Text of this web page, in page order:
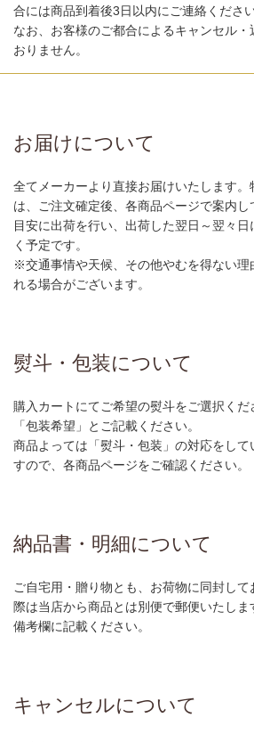
合には商品到着後3日以内にご連絡ください
なお、お客様のご都合によるキャンセル
おりません。
お届けについて
全てメーカーより直接お届けいたします
は、ご注文確定後、各商品ページで案内
目安に出荷を行い、出荷した翌日～翌々
く予定です。
※交通事情や天候、その他やむを得ない理
れる場合がございます。
熨斗・包装について
購入カートにてご希望の熨斗をご選択くだ
「包装希望」とご記載ください。
商品よっては「熨斗・包装」の対応をして
すので、各商品ページをご確認ください。
納品書・明細について
ご自宅用・贈り物とも、お荷物に同封し
際は当店から商品とは別便で郵便いたし
備考欄に記載ください。
キャンセルについて